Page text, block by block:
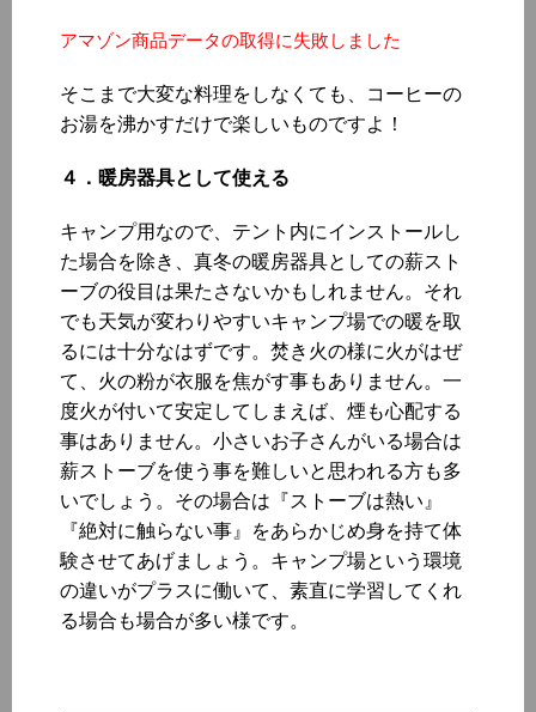
アマゾン商品データの取得に失敗しました
そこまで大変な料理をしなくても、コーヒーの
お湯を沸かすだけで楽しいものですよ！
４．暖房器具として使える
キャンプ用なので、テント内にインストールし
た場合を除き、真冬の暖房器具としての薪スト
ーブの役目は果たさないかもしれません。それ
でも天気が変わりやすいキャンプ場での暖を取
るには十分なはずです。焚き火の様に火がはぜ
て、火の粉が衣服を焦がす事もありません。一
度火が付いて安定してしまえば、煙も心配する
事はありません。小さいお子さんがいる場合は
薪ストーブを使う事を難しいと思われる方も多
いでしょう。その場合は『ストーブは熱い』
『絶対に触らない事』をあらかじめ身を持て体
験させてあげましょう。キャンプ場という環境
の違いがプラスに働いて、素直に学習してくれ
る場合も場合が多い様です。